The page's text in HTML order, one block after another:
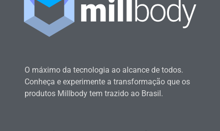
O máximo da tecnologia ao alcance de todos.
Conheça e experimente a transformação que os
produtos Millbody tem trazido ao Brasil.